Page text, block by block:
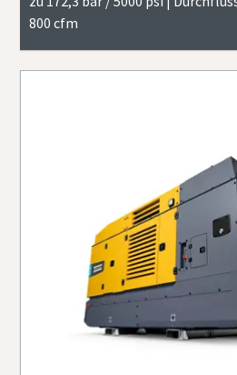
800 cfm